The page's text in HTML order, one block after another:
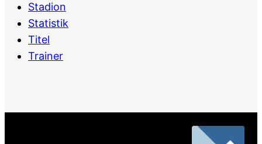
Stadion
Statistik
Titel
Trainer